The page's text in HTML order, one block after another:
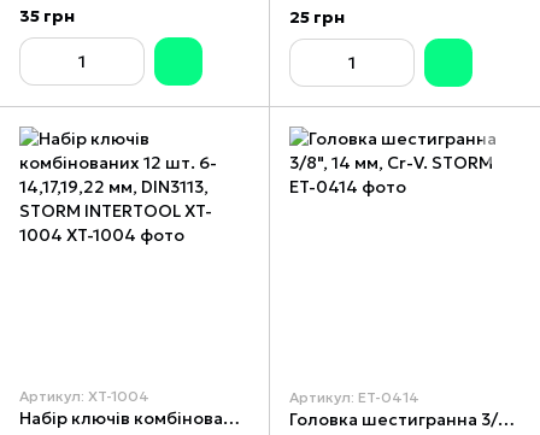
35 грн
25 грн
Артикул: XT-1004
Набір ключів комбінованих 12 шт. 6-14,17,19,22 мм, DIN3113, STORM INTERTOOL XT-1004
Артикул: ET-0414
Головка шестигранна 3/8", 14 мм, Cr-V. STORM